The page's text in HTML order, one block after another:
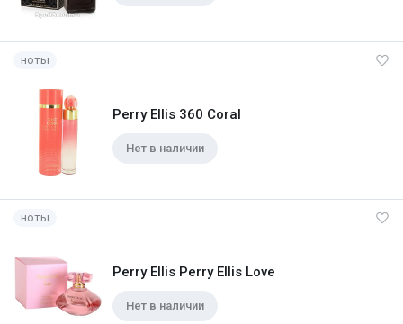
ноты
Perry Ellis 360 Coral
Нет в наличии
ноты
Perry Ellis Perry Ellis Love
Нет в наличии